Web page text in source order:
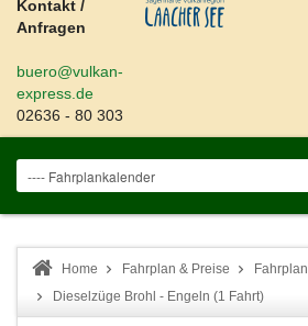
Kontakt /
Anfragen
buero@vulkan-
express.de
02636 - 80 303
Home Fahrplan & Preise Fahrplan
Dieselzüge Brohl - Engeln (1 Fahrt)